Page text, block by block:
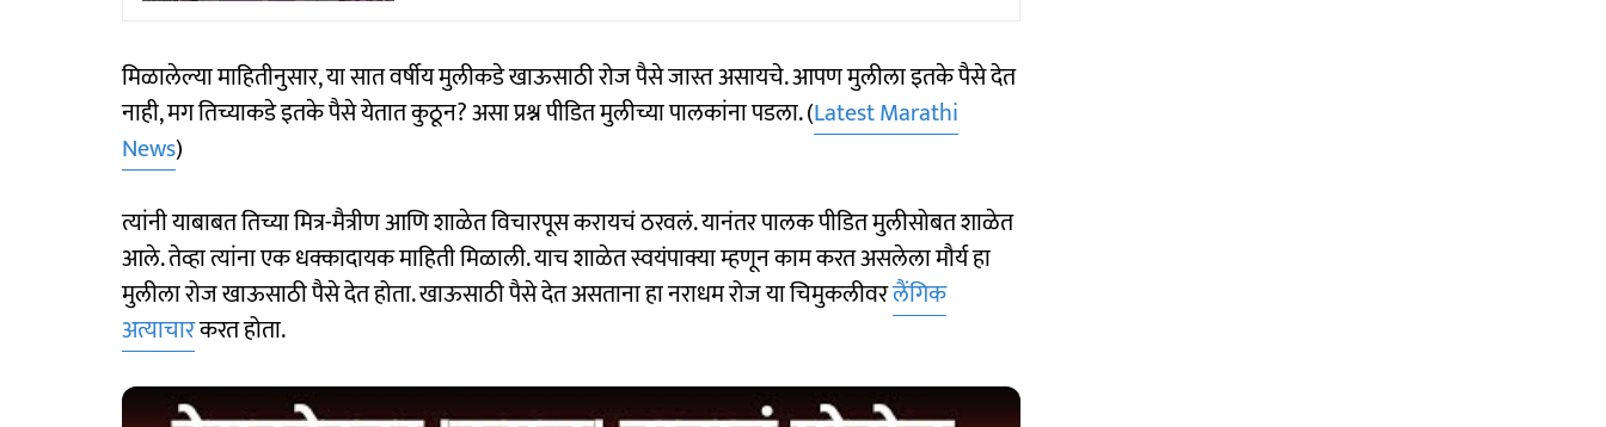
मिळालेल्या माहितीनुसार, या सात वर्षीय मुलीकडे खाऊसाठी रोज पैसे जास्त असायचे. आपण मुलीला इतके पैसे देत
नाही, मग तिच्याकडे इतके पैसे येतात कुठून? असा प्रश्न पीडित मुलीच्या पालकांना पडला. (Latest Marathi
News)
त्यांनी याबाबत तिच्या मित्र-मैत्रीण आणि शाळेत विचारपूस करायचं ठरवलं. यानंतर पालक पीडित मुलीसोबत शाळेत
आले. तेव्हा त्यांना एक धक्कादायक माहिती मिळाली. याच शाळेत स्वयंपाक्या म्हणून काम करत असलेला मौर्य हा
मुलीला रोज खाऊसाठी पैसे देत होता. खाऊसाठी पैसे देत असताना हा नराधम रोज या चिमुकलीवरलैंगिक
अत्याचारकरत होता.